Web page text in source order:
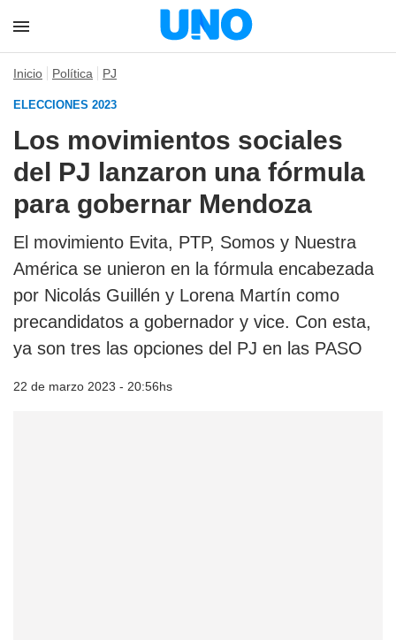
Inicio Política PJ
ELECCIONES 2023
Los movimientos sociales
del PJ lanzaron una fórmula
para gobernar Mendoza
El movimiento Evita, PTP, Somos y Nuestra
América se unieron en la fórmula encabezada
por Nicolás Guillén y Lorena Martín como
precandidatos a gobernador y vice. Con esta,
ya son tres las opciones del PJ en las PASO
22 de marzo 2023 - 20:56hs